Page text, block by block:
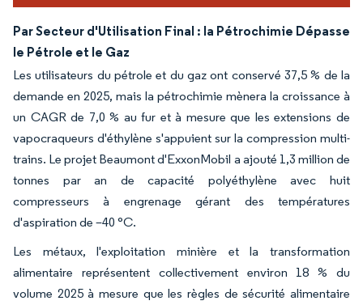
Par Secteur d'Utilisation Final : la Pétrochimie Dépasse
le Pétrole et le Gaz
Les utilisateurs du pétrole et du gaz ont conservé 37,5 % de la
demande en 2025, mais la pétrochimie mènera la croissance à
un CAGR de 7,0 % au fur et à mesure que les extensions de
vapocraqueurs d'éthylène s'appuient sur la compression multi-
trains. Le projet Beaumont d'ExxonMobil a ajouté 1,3 million de
tonnes par an de capacité polyéthylène avec huit
compresseurs à engrenage gérant des températures
d'aspiration de –40 °C.
Les métaux, l'exploitation minière et la transformation
alimentaire représentent collectivement environ 18 % du
volume 2025 à mesure que les règles de sécurité alimentaire